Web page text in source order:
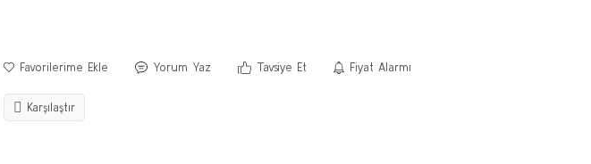
Yorum Yaz Tavsiye Et Fiyat Alarmı
Karşılaştır